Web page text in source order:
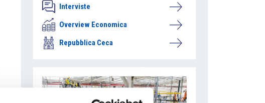
Interviste
Overview Economica
Repubblica Ceca